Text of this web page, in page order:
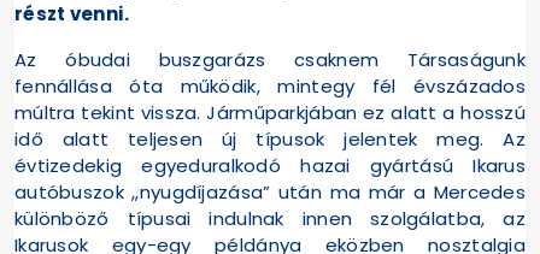
részt venni.
Az óbudai buszgarázs csaknem Társaságunk
fennállása óta működik, mintegy fél évszázados
múltra tekint vissza. Járműparkjában ez alatt a hosszú
idő alatt teljesen új típusok jelentek meg. Az
évtizedekig egyeduralkodó hazai gyártású Ikarus
autóbuszok „nyugdíjazása” után ma már a Mercedes
különböző típusai indulnak innen szolgálatba, az
Ikarusok egy-egy példánya eközben nosztalgia